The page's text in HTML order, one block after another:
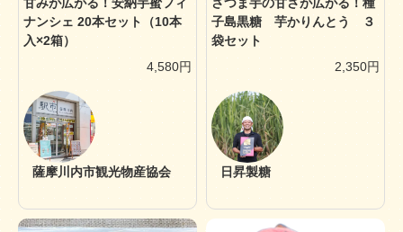
ナンシェ 20本セット（10本
入×2箱）
4,580円
薩摩川内市観光物産協会
子島黒糖 芋かりんとう ３
袋セット
2,350円
日昇製糖